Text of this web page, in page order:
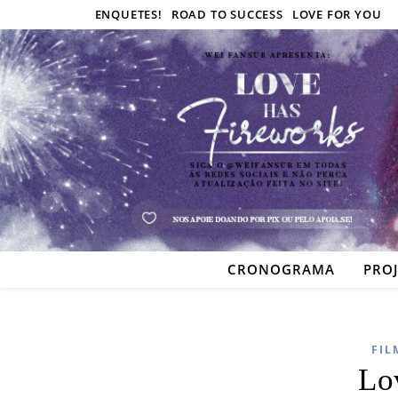
ENQUETES! ROAD TO SUCCESS LOVE FOR YOU
CRONOGRAMA